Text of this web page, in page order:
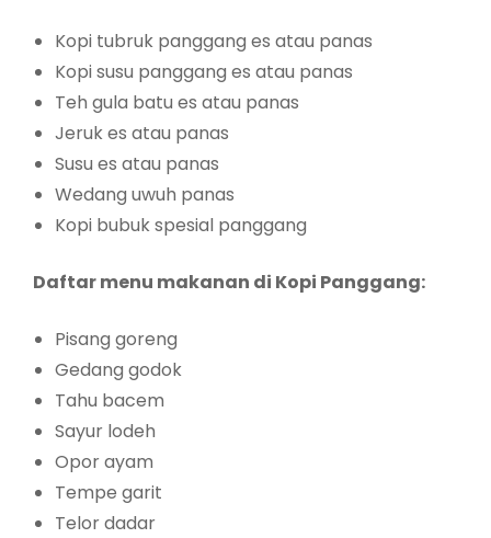
Kopi tubruk panggang es atau panas
Kopi susu panggang es atau panas
Teh gula batu es atau panas
Jeruk es atau panas
Susu es atau panas
Wedang uwuh panas
Kopi bubuk spesial panggang
Daftar menu makanan di Kopi Panggang:
Pisang goreng
Gedang godok
Tahu bacem
Sayur lodeh
Opor ayam
Tempe garit
Telor dadar